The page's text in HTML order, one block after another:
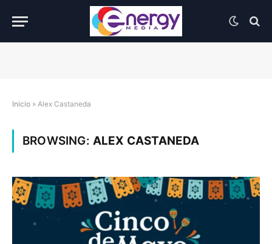
Inicio » Alex Castaneda
BROWSING: ALEX CASTANEDA